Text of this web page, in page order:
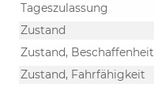
Tageszulassung
Zustand
Zustand, Beschaffenheit
Zustand, Fahrfähigkeit